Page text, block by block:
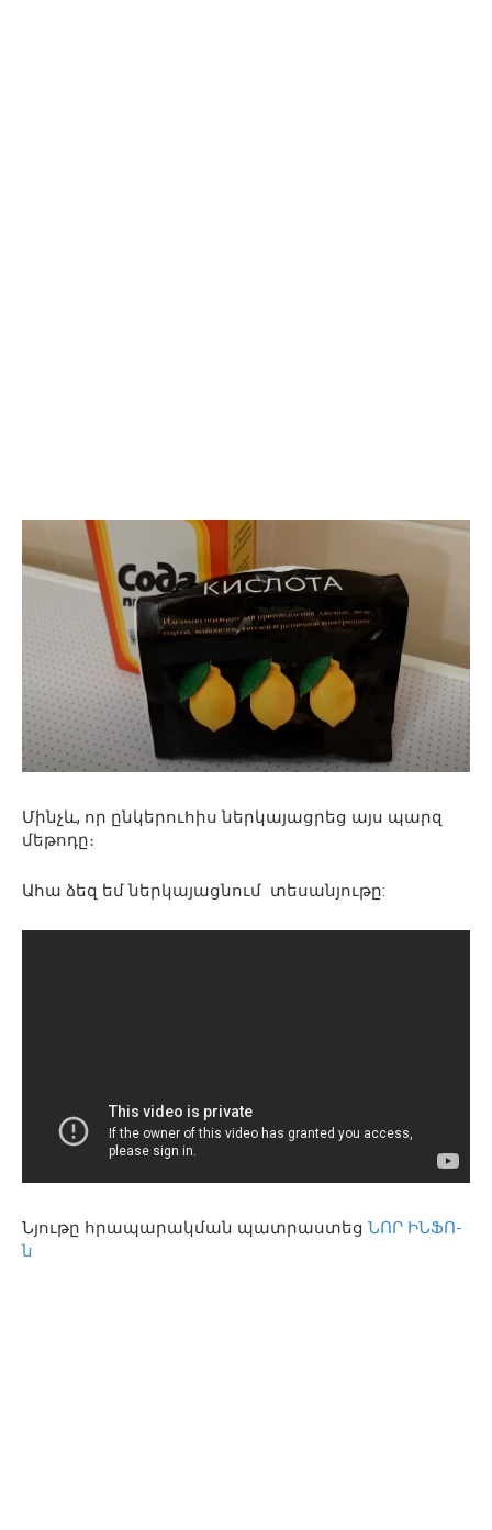
Մինչև, որ ընկերուհիս ներկայացրեց այս պարզ
մեթոդը։
Ահա ձեզ եմ ներկայացնում տեսանյութը:
Նյութը հրապարակման պատրաստեց ՆՈՐ ԻՆՖՈ-
ն